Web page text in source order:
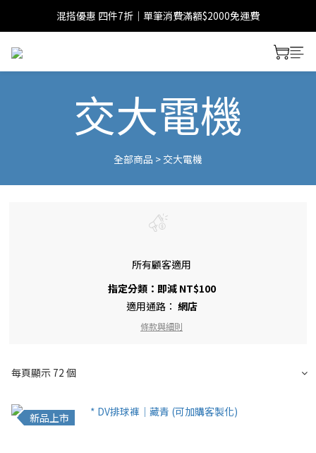
混搭優惠 四件7折｜單筆消費滿額$2000免運費
交大電機
全部商品 > 交大電機
所有顧客適用
指定分類：即減 NT$100
適用通路： 網店
條款與細則
每頁顯示 72 個
新品上市